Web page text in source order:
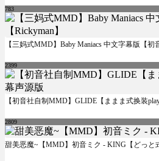
783
【三妈式MMD】Baby Maniacs 中文字幕版【初
2399
【初音社自制MMD】GLIDE【ままま式换装
2809
甜美恶魔~【MMD】初音ミク - KING【どっと